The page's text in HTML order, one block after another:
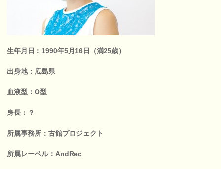
生年月日：1990年5月16日（満25歳）
出身地：広島県
血液型：O型
身長：？
所属事務所：古館プロジェクト
所属レーベル：AndRec